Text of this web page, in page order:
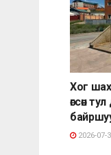
Хог
өгсөн
2026-07-